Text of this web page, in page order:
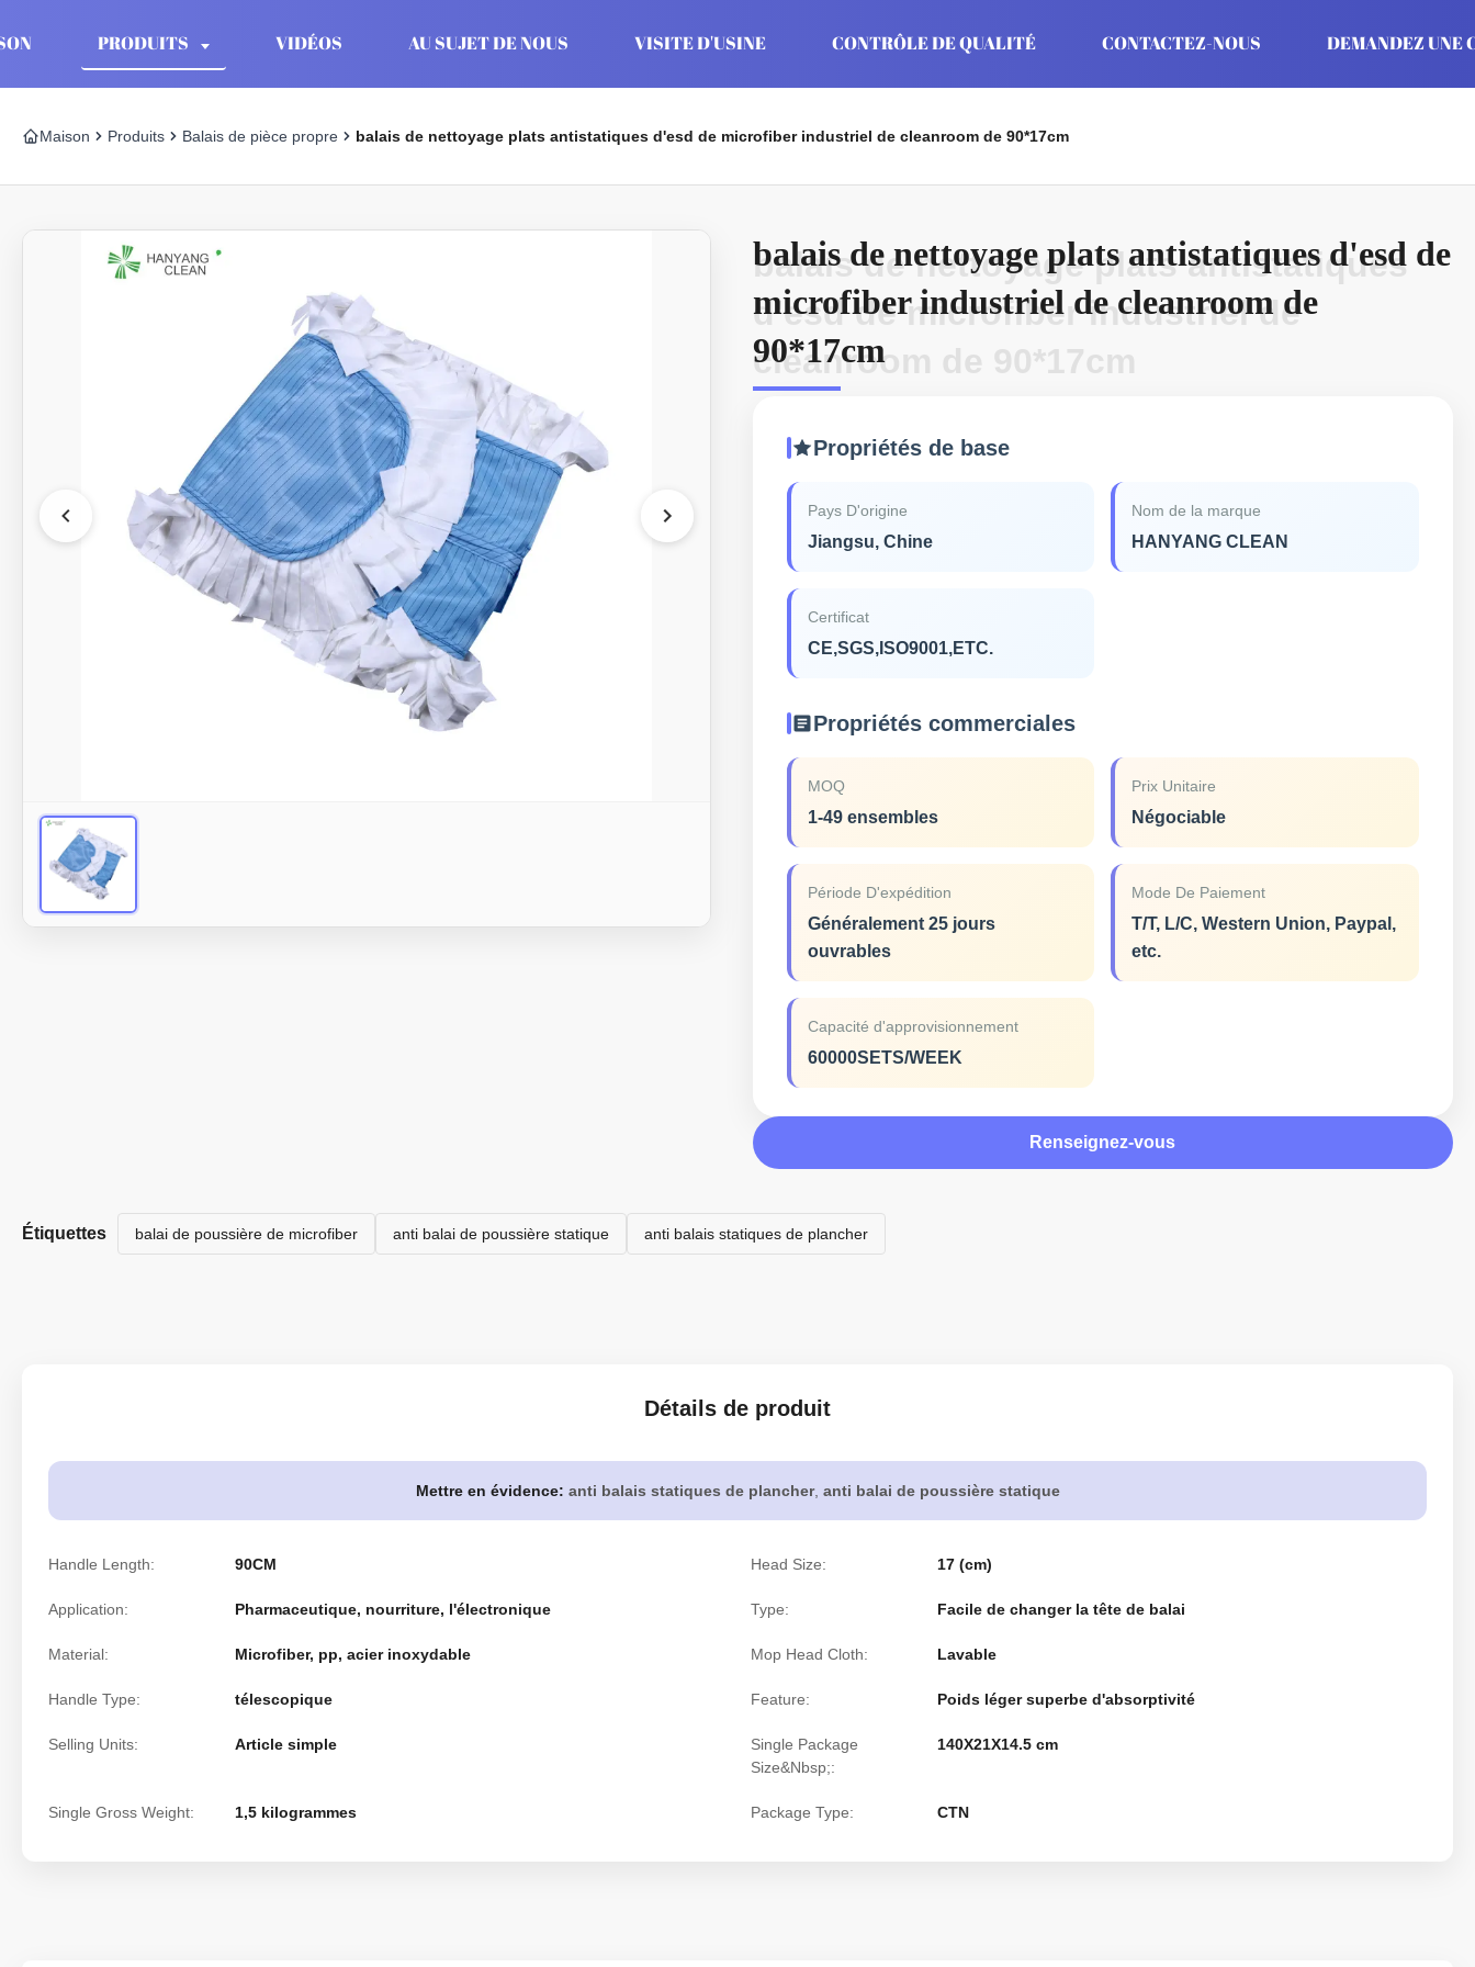
PRODUITS VIDÉOS AU SUJET DE NOUS VISITE D'USINE CONTRÔLE DE QUALITÉ CONTACTEZ-NOUS DEMANDEZ UNE
Maison Produits Balais de pièce propre balais de nettoyage plats antistatiques d'esd de microfiber industriel de cleanroom de 90*17cm
balais de nettoyage plats antistatiques d'esd de
microfiber industriel de cleanroom de
90*17cm
balais de nettoyage plats antistatiques
d'esd de microfiber industriel de
cleanroom de 90*17cm
Propriétés de base
Pays D'origine
Jiangsu, Chine
Nom de la marque
HANYANG CLEAN
Certificat
CE,SGS,ISO9001,ETC.
Propriétés commerciales
MOQ
1-49 ensembles
Prix Unitaire
Négociable
Période D'expédition
Généralement 25 jours
ouvrables
Mode De Paiement
T/T, L/C, Western Union, Paypal,
etc.
Capacité d'approvisionnement
60000SETS/WEEK
Renseignez-vous
Étiquettes balai de poussière de microfiber anti balai de poussière statique anti balais statiques de plancher
Détails de produit
Mettre en évidence: anti balais statiques de plancher, anti balai de poussière statique
Handle Length: 90CM Head Size: 17 (cm)
Application: Pharmaceutique, nourriture, l'électronique Type: Facile de changer la tête de balai
Material: Microfiber, pp, acier inoxydable Mop Head Cloth: Lavable
Handle Type: télescopique Feature: Poids léger superbe d'absorptivité
Selling Units: Article simple
Single Package
Size&Nbsp;:
140X21X14.5 cm
Single Gross Weight: 1,5 kilogrammes Package Type: CTN